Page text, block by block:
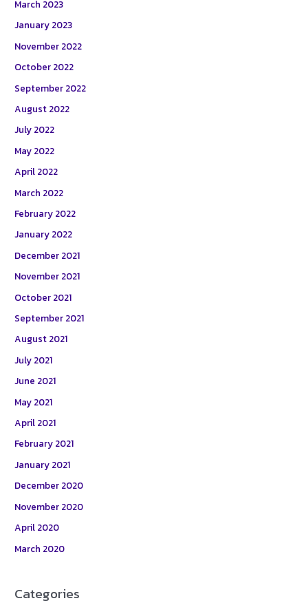
March 2023
January 2023
November 2022
October 2022
September 2022
August 2022
July 2022
May 2022
April 2022
March 2022
February 2022
January 2022
December 2021
November 2021
October 2021
September 2021
August 2021
July 2021
June 2021
May 2021
April 2021
February 2021
January 2021
December 2020
November 2020
April 2020
March 2020
Categories